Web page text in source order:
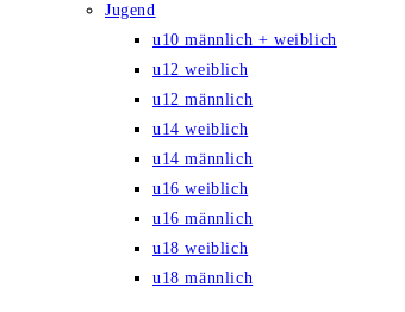
Jugend
u10 männlich + weiblich
u12 weiblich
u12 männlich
u14 weiblich
u14 männlich
u16 weiblich
u16 männlich
u18 weiblich
u18 männlich